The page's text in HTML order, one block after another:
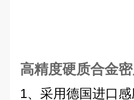
高精度硬质合金
1、采用德国进口